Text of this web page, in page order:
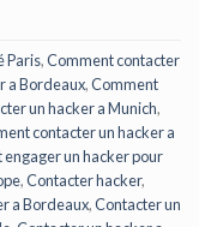
Paris,Comment contacter
a Bordeaux,Comment
un hacker a Munich,
contacter un hacker a
un hacker pour
,Contacter hacker,
a Bordeaux,Contacter un